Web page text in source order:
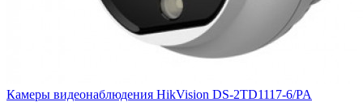
Камеры видеонаблюдения HikVision DS-2TD1117-6/PA